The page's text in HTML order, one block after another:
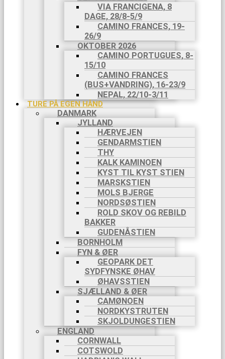
VIA FRANCIGENA, 8
DAGE, 28/8-5/9
CAMINO FRANCES, 19-
26/9
OKTOBER 2026
CAMINO PORTUGUES, 8-
15/10
CAMINO FRANCES
(BUS+VANDRING), 16-23/9
NEPAL, 22/10-3/11
TURE PÅ EGEN HÅND
DANMARK
JYLLAND
HÆRVEJEN
GENDARMSTIEN
THY
KALK KAMINOEN
KYST TIL KYST STIEN
MARSKSTIEN
MOLS BJERGE
NORDSØSTIEN
ROLD SKOV OG REBILD
BAKKER
GUDENÅSTIEN
BORNHOLM
FYN & ØER
GEOPARK DET
SYDFYNSKE ØHAV
ØHAVSSTIEN
SJÆLLAND & ØER
CAMØNOEN
NORDKYSTRUTEN
SKJOLDUNGESTIEN
ENGLAND
CORNWALL
COTSWOLD